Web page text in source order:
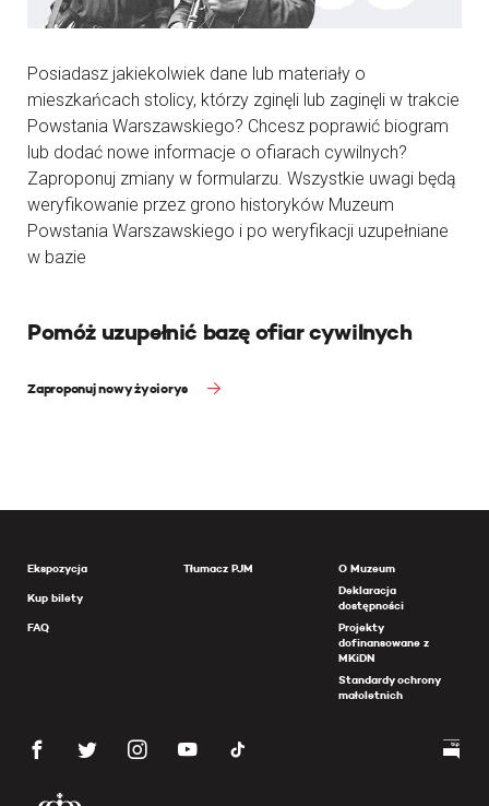
Posiadasz jakiekolwiek dane lub materiały o
mieszkańcach stolicy, którzy zginęli lub zaginęli w trakcie
Powstania Warszawskiego? Chcesz poprawić biogram
lub dodać nowe informacje o ofiarach cywilnych?
Zaproponuj zmiany w formularzu. Wszystkie uwagi będą
weryfikowanie przez grono historyków Muzeum
Powstania Warszawskiego i po weryfikacji uzupełniane
w bazie
Pomóż uzupełnić bazę ofiar cywilnych
Zaproponuj nowy życiorys
Ekspozycja
Kup bilety
FAQ
Tłumacz PJM
O Muzeum
Deklaracja
dostępności
Projekty
dofinansowane z
MKiDN
Standardy ochrony
małoletnich